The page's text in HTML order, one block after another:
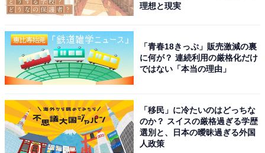
理想と現実
「青春18きっぷ」販売激減の裏
に何が？ 連続利用の厳格化だけ
ではない「本当の理由」
「移民」に冷たいのはどっちな
のか？ スイスの厳格過ぎる学歴
選別と、日本の曖昧過ぎる外国
人政策